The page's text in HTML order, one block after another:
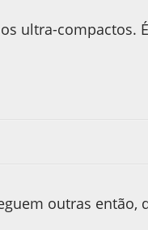
ultra-
outras então,